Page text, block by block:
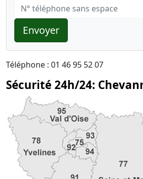
Envoyer
Téléphone : 01 46 95 52 07
Sécurité 24h/24: